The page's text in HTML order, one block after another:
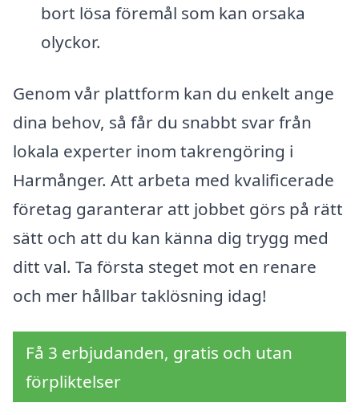
bort lösa föremål som kan orsaka
olyckor.
Genom vår plattform kan du enkelt ange
dina behov, så får du snabbt svar från
lokala experter inom takrengöring i
Harmånger. Att arbeta med kvalificerade
företag garanterar att jobbet görs på rätt
sätt och att du kan känna dig trygg med
ditt val. Ta första steget mot en renare
och mer hållbar taklösning idag!
Få 3 erbjudanden, gratis och utan
förpliktelser